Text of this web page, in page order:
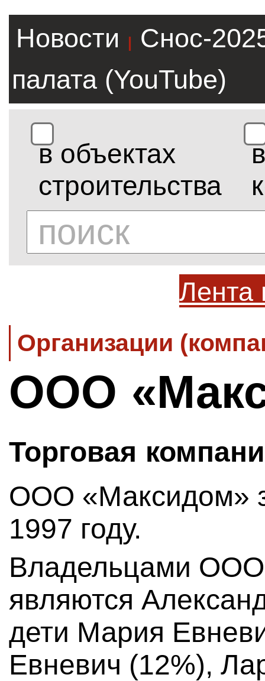
Новости |
Снос-
палата (YouTube)
в объектах
строительства
в
Лента
Организации
ООО
Торговая
ООО «Максидом»
1997 году.
Владельцами
являются
дети Мария
Евневич (12%),